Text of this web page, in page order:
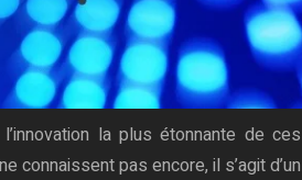
la plus étonnante de ces
connaissent pas encore, il s’agit d’un